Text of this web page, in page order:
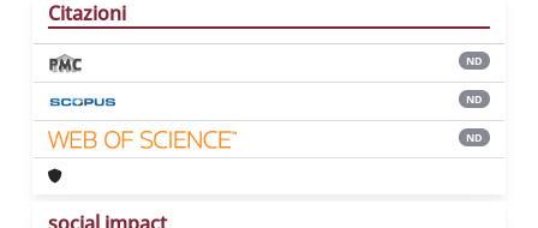
Citazioni
ND
ND
ND